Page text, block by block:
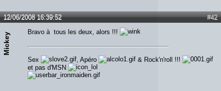
#42
12/06/2008 16:39:52
Mickey Bravo à tous les deux, alors !!!
Sex , Apéro
& Rock'n'roll !!!
et pas d'MSN